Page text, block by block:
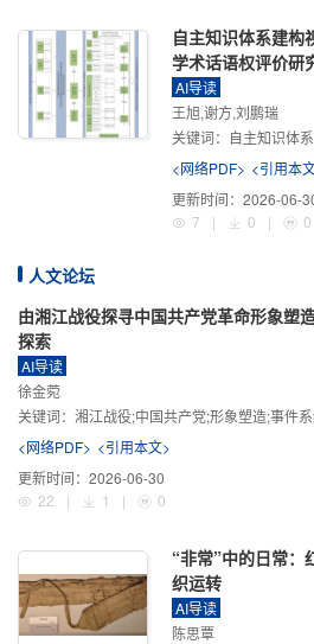
自主知识体系建构
学术话语权评价
AI导读
王旭,谢方,刘鹏瑞
关键词： 自主知识体系;AI领域论文;国
<网络PDF> <引用本
更新时间： 2026-06-
7
| 0 | 0
人文论坛
由湘江战役探寻中国共产党革命形象
探索
AI导读
徐金菀
关键词： 湘江战役;中国共产党;形象塑造;事件
<网络PDF> <引用本文>
更新时间： 2026-06-30
22
| 1 | 0
“非常”中的日常：
织运转
AI导读
陈思覃